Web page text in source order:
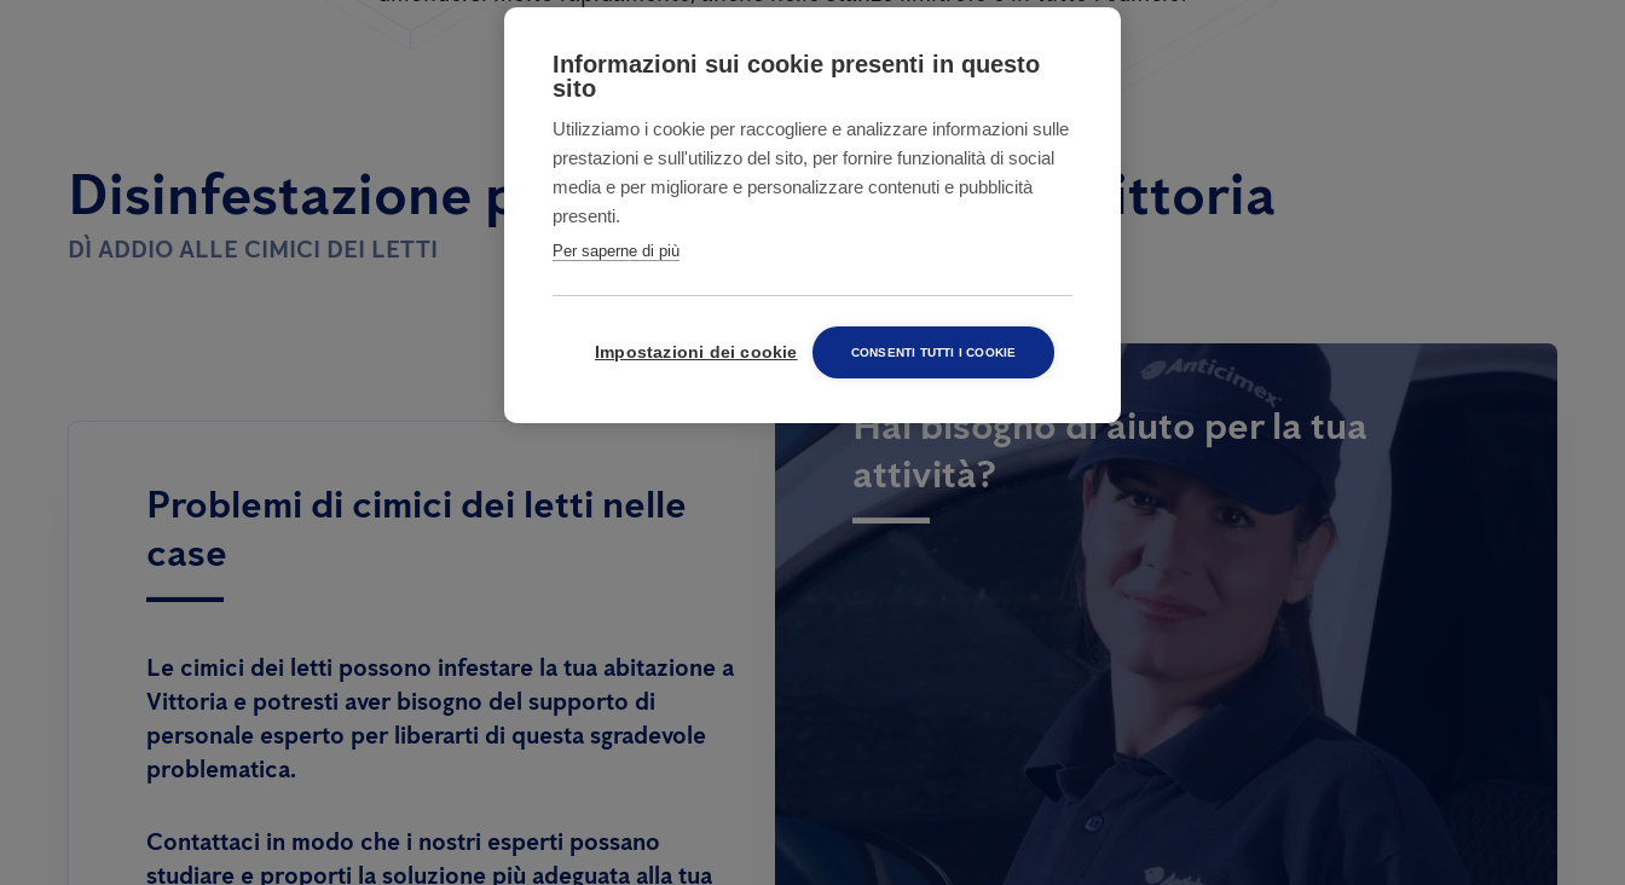
Disinfestazione per privati ​​e aziende a Vittoria
DÌ ADDIO ALLE CIMICI DEI LETTI
Problemi di cimici dei letti nelle
case
Le cimici dei letti possono infestare la tua abitazione a
Vittoria e potresti aver bisogno del supporto di
personale esperto per liberarti di questa sgradevole
problematica.
Contattaci in modo che i nostri esperti possano
studiare e proporti la soluzione più adeguata alla tua
Hai bisogno di aiuto per la tua
attività?
Informazioni sui cookie presenti in questo
sito
Utilizziamo i cookie per raccogliere e analizzare informazioni sulle
prestazioni e sull'utilizzo del sito, per fornire funzionalità di social
media e per migliorare e personalizzare contenuti e pubblicità
presenti.
Per saperne di più
Impostazioni dei cookie CONSENTI TUTTI I COOKIE